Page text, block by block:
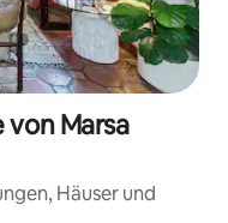
Marsa
Häuser und